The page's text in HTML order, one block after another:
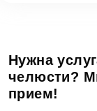
Нужна
челюсти?
прием!